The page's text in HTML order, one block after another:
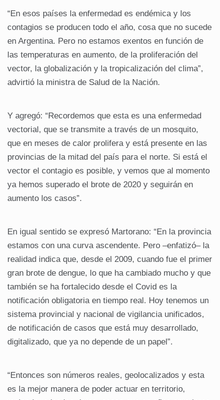
“En esos países la enfermedad es endémica y los
contagios se producen todo el año, cosa que no sucede
en Argentina. Pero no estamos exentos en función de
las temperaturas en aumento, de la proliferación del
vector, la globalización y la tropicalización del clima”,
advirtió la ministra de Salud de la Nación.
Y agregó: “Recordemos que esta es una enfermedad
vectorial, que se transmite a través de un mosquito,
que en meses de calor prolifera y está presente en las
provincias de la mitad del país para el norte. Si está el
vector el contagio es posible, y vemos que al momento
ya hemos superado el brote de 2020 y seguirán en
aumento los casos”.
En igual sentido se expresó Martorano: “En la provincia
estamos con una curva ascendente. Pero –enfatizó– la
realidad indica que, desde el 2009, cuando fue el primer
gran brote de dengue, lo que ha cambiado mucho y que
también se ha fortalecido desde el Covid es la
notificación obligatoria en tiempo real. Hoy tenemos un
sistema provincial y nacional de vigilancia unificados,
de notificación de casos que está muy desarrollado,
digitalizado, que ya no depende de un papel”.
“Entonces son números reales, geolocalizados y esta
es la mejor manera de poder actuar en territorio,